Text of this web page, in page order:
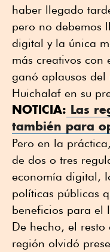
haber llegado
pero no debemos
digital y la única
más creativos con
ganó aplausos
Huichalaf en su
NOTICIA: Las
también para
Pero en la
de dos o tres
economía digital,
políticas públicas
beneficios para el
De hecho, el
región olvidó